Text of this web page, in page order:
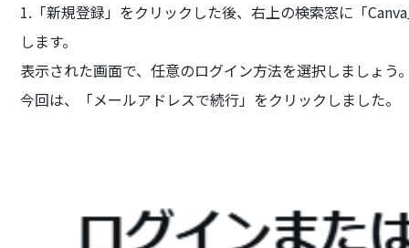
1.「新規登録」をクリックした後、右上の検索窓に「
します。
表示された画面で、任意のログイン方法を選択しましょう
今回は、「メールアドレスで続行」をクリックしました。